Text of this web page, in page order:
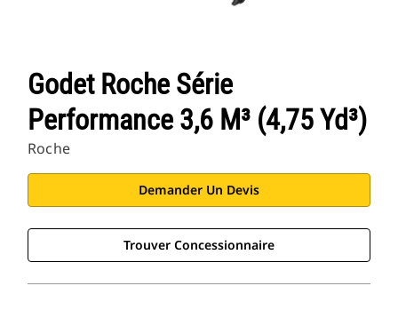
Godet Roche Série
Performance 3,6 M³ (4,75 Yd³)
Roche
Demander Un Devis
Trouver Concessionnaire